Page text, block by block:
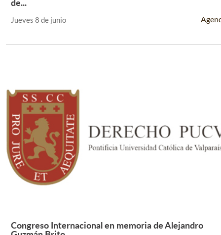
Jueves 8 de junio
Leer Más +
Congreso Internacional en memoria de Alejandro